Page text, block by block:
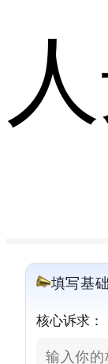
填写基
核心诉求：